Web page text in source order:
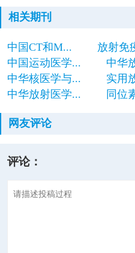
相关期刊
中国CT和M...
放射免
中国运动医学...
中华
中华核医学与...
实用
中华放射医学...
同位
网友评论
评论：